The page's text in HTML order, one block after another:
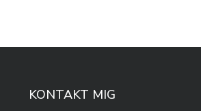
KONTAKT MIG